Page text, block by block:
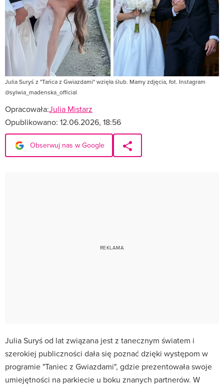
Julia Suryś z "Tańca z Gwiazdami" wzięła ślub. Mamy zdjęcia, fot. Instagram
@sylwia_madenska_official
Opracowała:Julia Mistarz
Opublikowano: 12.06.2026, 18:56
Obserwuj nas w Google
Julia Suryś od lat związana jest z tanecznym światem i
szerokiej publiczności dała się poznać dzięki występom w
programie "Taniec z Gwiazdami", gdzie prezentowała swoje
umiejętności na parkiecie u boku znanych partnerów. W